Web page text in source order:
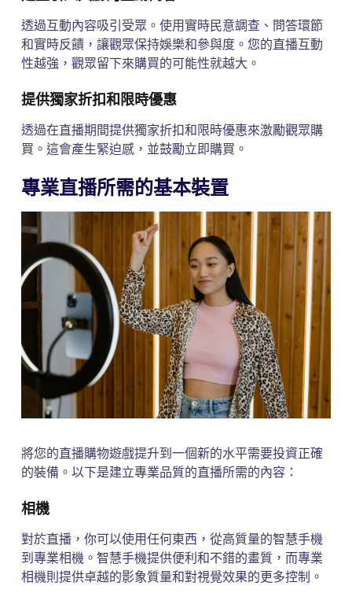
透過互動內容吸引受眾。使用實時民意調查、問答環節
和實時反饋，讓觀眾保持娛樂和參與度。您的直播互動
性越強，觀眾留下來購買的可能性就越大。
提供獨家折扣和限時優惠
透過在直播期間提供獨家折扣和限時優惠來激勵觀眾購
買。這會產生緊迫感，並鼓勵立即購買。
專業直播所需的基本裝置
將您的直播購物遊戲提升到一個新的水平需要投資正確
的裝備。以下是建立專業品質的直播所需的內容：
相機
對於直播，你可以使用任何東西，從高質量的智慧手機
到專業相機。智慧手機提供便利和不錯的畫質，而專業
相機則提供卓越的影象質量和對視覺效果的更多控制。